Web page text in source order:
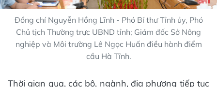
Đồng chí Nguyễn Hồng Lĩnh - Phó Bí thư Tỉnh ủy, Phó
Chủ tịch Thường trực UBND tỉnh; Giám đốc Sở Nông
nghiệp và Môi trường Lê Ngọc Huấn điều hành điểm
cầu Hà Tĩnh.
Thời gian qua, các bộ, ngành, địa phương tiếp tục